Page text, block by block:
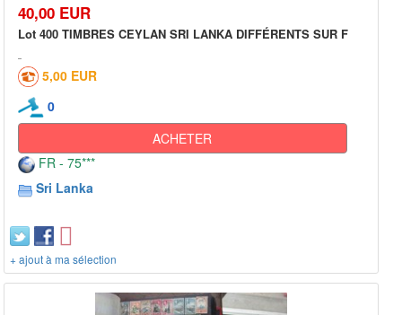
40,00 EUR
Lot 400 TIMBRES CEYLAN SRI LANKA DIFFÉRENTS SUR F
5,00 EUR
0
ACHETER
FR - 75***
Sri Lanka
+ ajout à ma sélection